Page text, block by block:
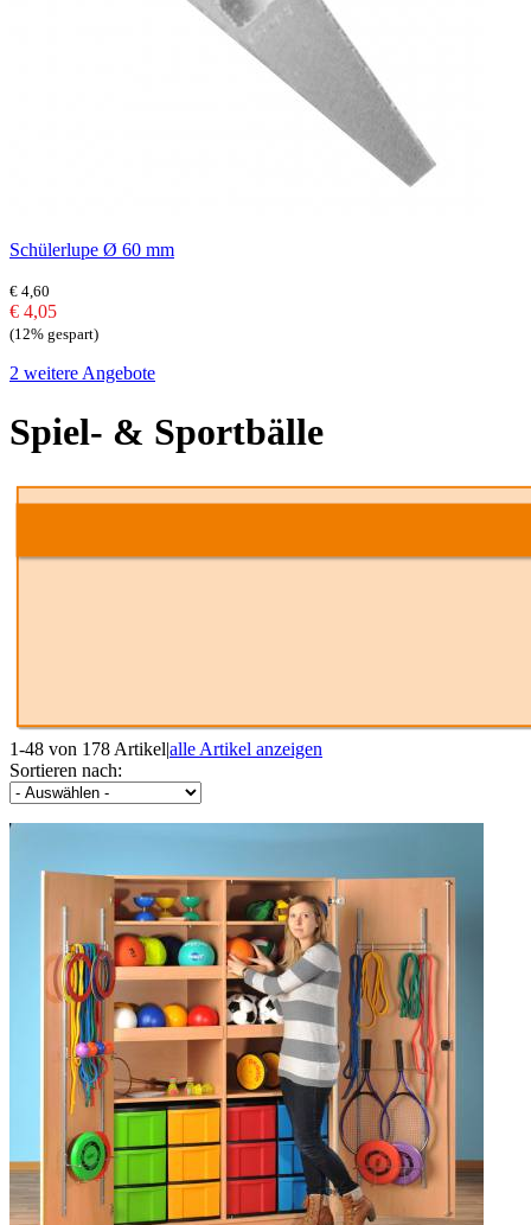
Schülerlupe Ø 60 mm
€ 4,60
€ 4,05
(12% gespart)
2 weitere Angebote
Spiel- & Sportbälle
1-48 von 178 Artikel|alle Artikel anzeigen
Sortieren nach: